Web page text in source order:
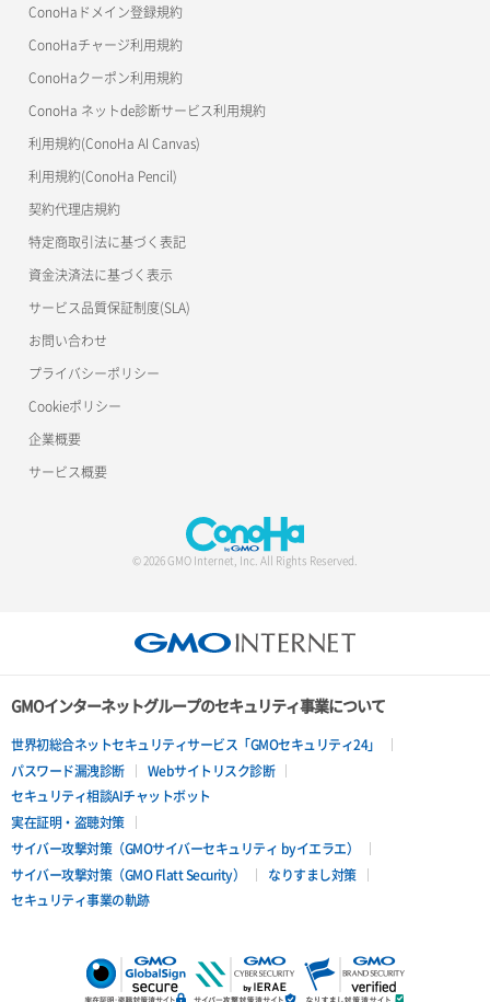
自動バックアップ有効化
サーバーメタデータ取得
サーバーメタデータ更新（ネームタグ変更）
サーバー一覧取得
サーバー作成
サーバー再構築（OS再インストール）
サーバー利用状況グラフ（ディスクIO）
サーバー削除
ポートデタッチ
ボリュームアタッチ
ボリュームデタッチ
ネットワーク作成（ローカルネットワーク用）
ネットワーク削除（ローカルネットワーク用）
ネットワーク詳細取得
ポート一覧取得
ポート作成（ローカルネットワーク用）
ポート作成（追加IP用）
ポート削除
ポート詳細取得
リスナー作成
リスナー削除
リスナー更新
リスナー詳細取得
ロードバランサー一覧取得
ロードバランサー削除
ロードバランサー更新
ロードバランサー詳細取得
ロードバランサー追加
ラージオブジェクトアップロード(DLO)
一時的Web公開
OpenStack CLI
Terraform
s3cmd
公開API(ConoHa VPS Ver.2.0)
ConoHaドメイン登録規約
ConoHaチャージ利用規約
ConoHaクーポン利用規約
ConoHa ネットde診断サービス利用規約
利用規約(ConoHa AI Canvas)
利用規約(ConoHa Pencil)
契約代理店規約
特定商取引法に基づく表記
資金決済法に基づく表示
サービス品質保証制度(SLA)
お問い合わせ
プライバシーポリシー
Cookieポリシー
企業概要
サービス概要
© 2026 GMO Internet, Inc. All Rights Reserved.
GMOインターネットグループのセキュリティ事業について
世界初総合ネットセキュリティサービス「GMOセキュリティ24」
パスワード漏洩診断
Webサイトリスク診断
セキュリティ相談AIチャットボット
実在証明・盗聴対策
サイバー攻撃対策（GMOサイバーセキュリティ byイエラエ）
サイバー攻撃対策（GMO Flatt Security）
なりすまし対策
セキュリティ事業の軌跡